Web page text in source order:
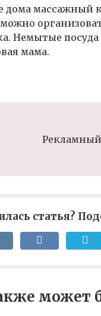
дома
Немытые
мама.
статья?
может